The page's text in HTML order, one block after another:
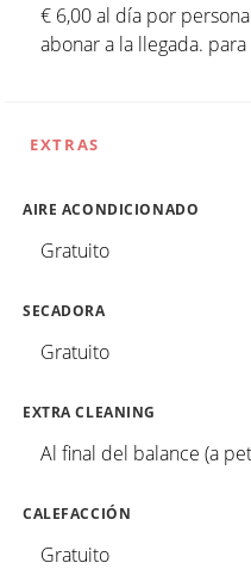
€ 6,00 al día por
abonar a la llegada.
EXTRAS
AIRE ACONDICIONADO
Gratuito
SECADORA
Gratuito
EXTRA CLEANING
Al final del balance (a
CALEFACCIÓN
Gratuito